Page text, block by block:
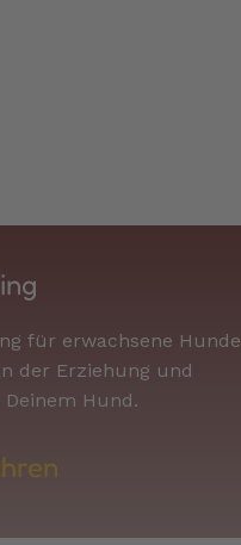
für erwachsene Hunde
der Erziehung und
Hund.